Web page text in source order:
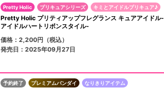
Pretty Holic プリキュアシリーズ キミとアイドルプリキュア♪
Pretty Holic プリティアップフレグランス キュアアイドル-
アイドルハートリボンスタイル-
価格：2,200円（税込）
発売日：2025年09月27日
予約終了 プレミアムバンダイ
なりきりアイテム